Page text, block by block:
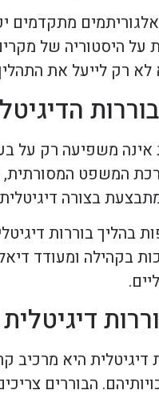
מתקדמים
על היסטוריה של
לא רק לייעל את
אינה משפיעה רק על
המשפט המסורתית,
בצורה
בהליך בוררות
בקהילה ומעודד
דיגיטלית
דיגיטלית היא מרכיב
הבוררים